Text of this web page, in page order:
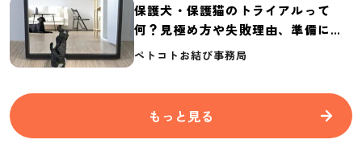
保護犬・保護猫のトライアルって
何？見極め方や失敗理由、準備に必
要なものを紹介
ペトコトお結び事務局
もっと見る